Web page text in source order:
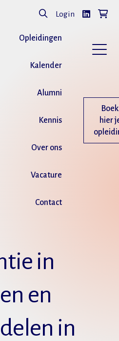
Login
Opleidingen
Kalender
Alumni
Kennis
Over ons
Vacature
Contact
Boek
hier
in
en
in